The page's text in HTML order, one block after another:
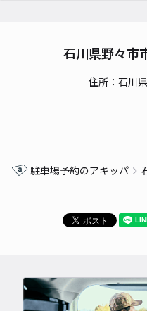
石川県野々市
住所：石川
駐車場予約のアキッパ